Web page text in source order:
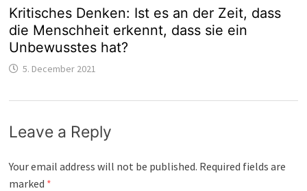
Kritisches Denken: Ist es an der Zeit, dass
die Menschheit erkennt, dass sie ein
Unbewusstes hat?
5. December 2021
Leave a Reply
Your email address will not be published. Required fields are
marked *